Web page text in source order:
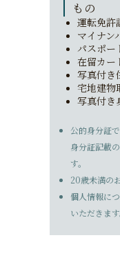
もの
運転免許
マイナン
パスポー
在留カー
写真付き
宅地建物
写真付き
公的身分証
身分証記載
す。
20歳未満の
個人情報に
いただきます